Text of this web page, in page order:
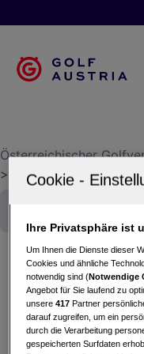
Österreichischer
>
GC Posthotel-
Alle Aktuelle
Vergangene
Ihre Privatsphäre ist
Um Ihnen die Dienste dieser
Cookies und ähnliche
notwendig sind (Notwendige
Angebot für Sie laufend zu
unsere417 Partner
darauf zugreifen, um ein
durch die Verarbeitung
gespeicherten Surfdaten